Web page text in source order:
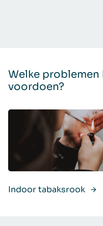
Welke problemen
voordoen?
Indoor tabaksrook